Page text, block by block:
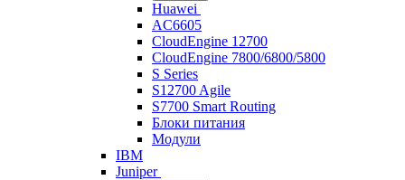
Huawei
AC6605
CloudEngine 12700
CloudEngine 7800/6800/5800
S Series
S12700 Agile
S7700 Smart Routing
Блоки питания
Модули
IBM
Juniper